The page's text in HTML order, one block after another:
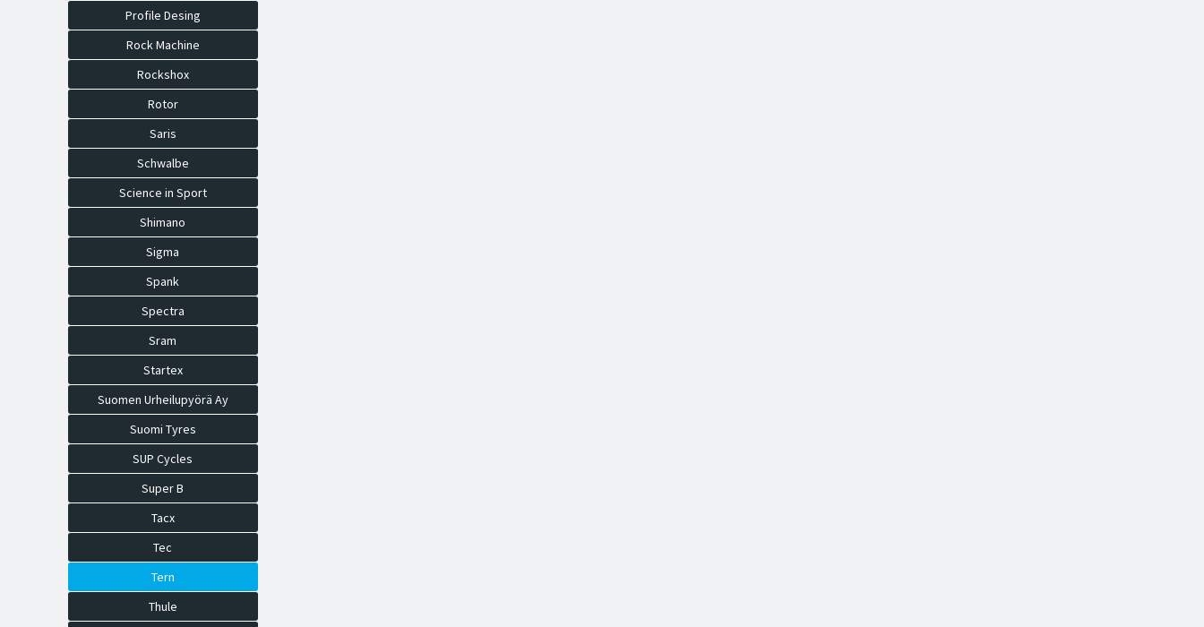
Profile Desing
Rock Machine
Rockshox
Rotor
Saris
Schwalbe
Science in Sport
Shimano
Sigma
Spank
Spectra
Sram
Startex
Suomen Urheilupyörä Ay
Suomi Tyres
SUP Cycles
Super B
Tacx
Tec
Tern
Thule